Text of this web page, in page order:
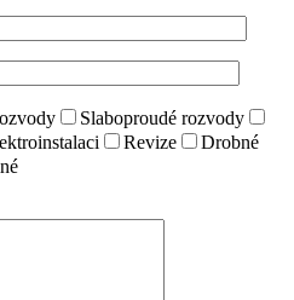
Slaboproudé rozvody
Revize
Drobné